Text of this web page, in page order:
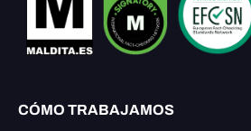
CÓMO TRABAJAMOS